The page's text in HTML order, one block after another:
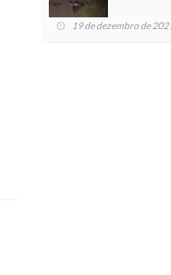
feridos
19 de dezembro de